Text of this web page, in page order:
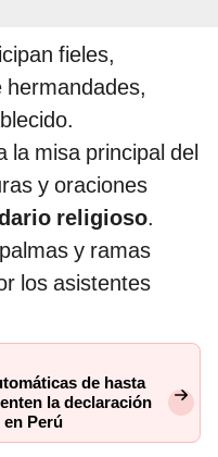
fieles,
la misa principal del
y oraciones
religioso.
y ramas
los asistentes
de hasta
la declaración
en Perú